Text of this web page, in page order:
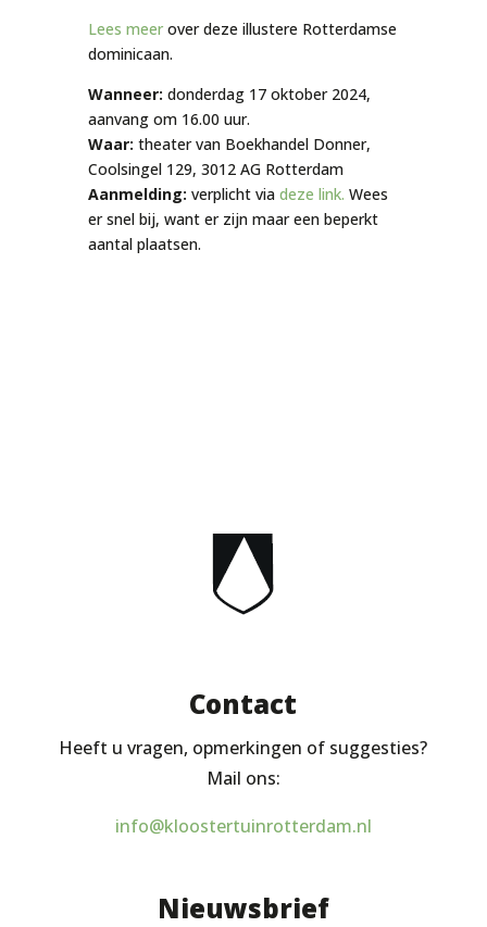
Lees meerover deze illustere Rotterdamse
dominicaan.
Wanneer: donderdag 17 oktober 2024,
aanvang om 16.00 uur.
Waar: theater van Boekhandel Donner,
Coolsingel 129, 3012 AG Rotterdam
Aanmelding: verplicht via deze link. Wees
er snel bij, want er zijn maar een beperkt
aantal plaatsen.
Contact
Heeft u vragen, opmerkingen of suggesties?
Mail ons:
info@kloostertuinrotterdam.nl
Nieuwsbrief